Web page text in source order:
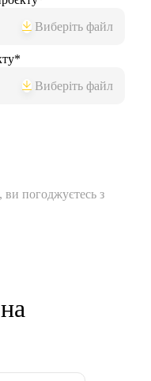
Виберіть файл
*
Виберіть файл
погоджуєтесь з